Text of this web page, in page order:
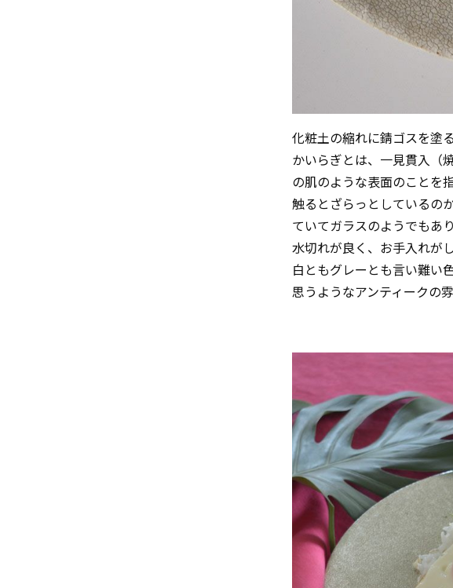
化粧土の縮れに錆ゴスを塗
かいらぎとは、一見貫入（
の肌のような表面のことを指
触るとざらっとしているの
ていてガラスのようでもあり
水切れが良く、お手入れが
白ともグレーとも言い難い
思うようなアンティークの